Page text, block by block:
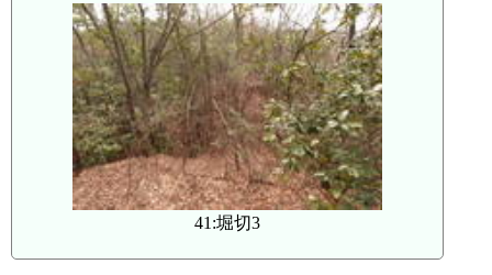
41:堀切3